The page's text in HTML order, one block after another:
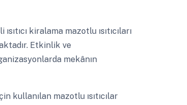
kiralama mazotlu ısıtıcıları
Etkinlik ve
mekânın
için kullanılan mazotlu ısıtıcılar